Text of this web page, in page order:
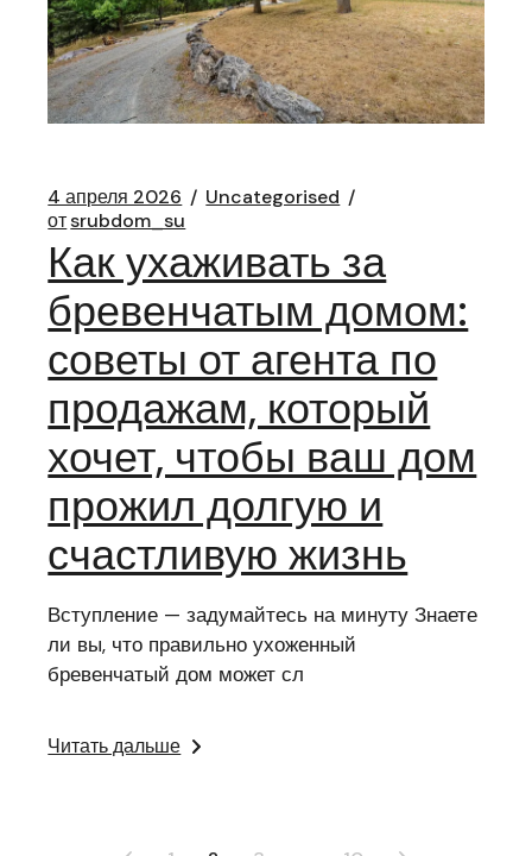
4 апреля 2026
Uncategorised
отsrubdom_su
Как ухаживать за
бревенчатым домом:
советы от агента по
продажам, который
хочет, чтобы ваш дом
прожил долгую и
счастливую жизнь
Вступление — задумайтесь на минуту Знаете
ли вы, что правильно ухоженный
бревенчатый дом может сл
Читать дальше